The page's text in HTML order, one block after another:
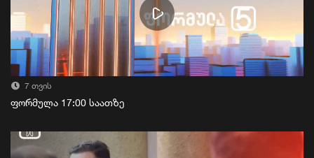
7 თვის
ფორმულა 17:00 საათზე